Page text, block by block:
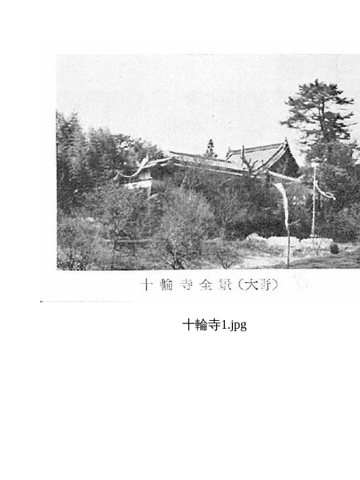
十輪寺1.jpg